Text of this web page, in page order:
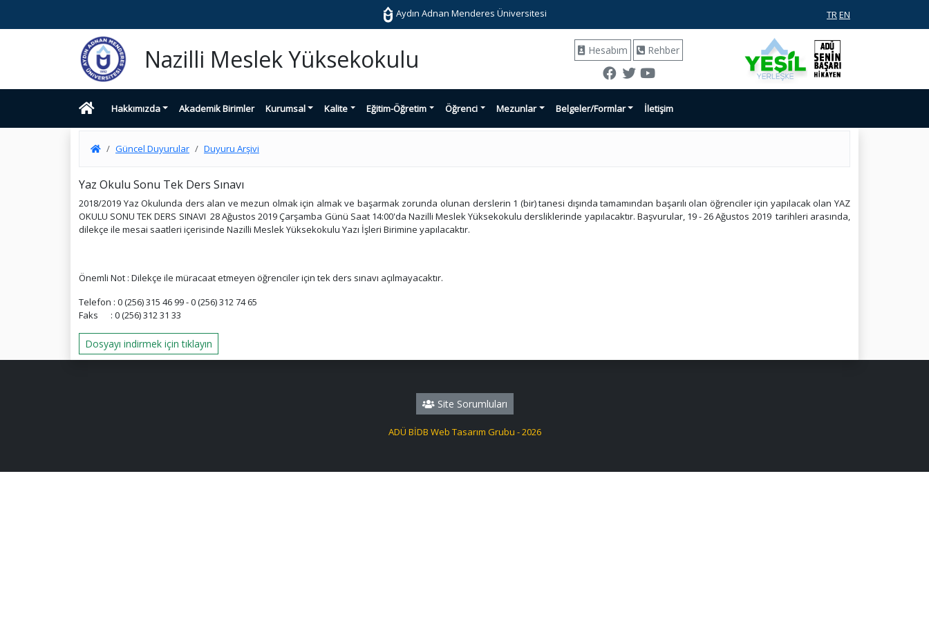
Aydın Adnan Menderes Üniversitesi TR EN
Nazilli Meslek Yüksekokulu Hesabım Rehber
Hakkımızda Akademik Birimler Kurumsal Kalite Eğitim-Öğretim Öğrenci Mezunlar Belgeler/Formlar İletişim
Güncel Duyurular Duyuru Arşivi
Yaz Okulu Sonu Tek Ders Sınavı
2018/2019 Yaz Okulunda ders alan ve mezun olmak için almak ve başarmak zorunda olunan derslerin 1 (bir) tanesi dışında tamamından başarılı olan öğrenciler için yapılacak olan YAZ
OKULU SONU TEK DERS SINAVI 28 Ağustos 2019 Çarşamba Günü Saat 14:00'da Nazilli Meslek Yüksekokulu dersliklerinde yapılacaktır. Başvurular, 19 - 26 Ağustos 2019 tarihleri arasında,
dilekçe ile mesai saatleri içerisinde Nazilli Meslek Yüksekokulu Yazı İşleri Birimine yapılacaktır.
Önemli Not : Dilekçe ile müracaat etmeyen öğrenciler için tek ders sınavı açılmayacaktır.
Telefon : 0 (256) 315 46 99 - 0 (256) 312 74 65
Faks : 0 (256) 312 31 33
Dosyayı indirmek için tıklayın
Site Sorumluları
ADÜ BİDB Web Tasarım Grubu - 2026